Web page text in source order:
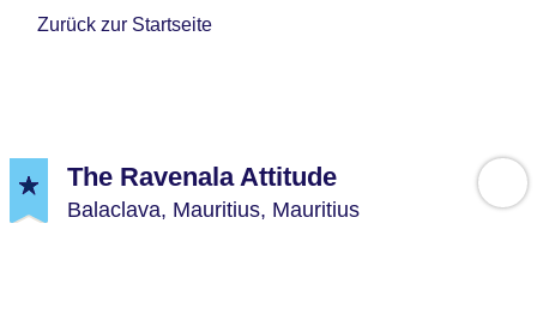
Zurück zur Startseite
The Ravenala Attitude
Balaclava, Mauritius, Mauritius